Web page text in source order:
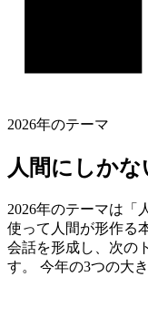
2026年のテーマ
人間にしかな
2026年のテーマは「
使って人間が形作る
会話を形成し、次の
す。 今年の3つの大